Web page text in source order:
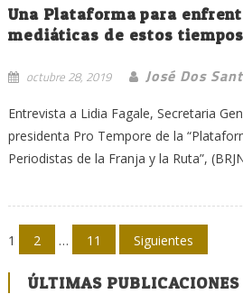
Una Plataforma para
mediáticas de estos tiempos
octubre 28, 2019 José Dos
Entrevista a Lidia Fagale, Secretaria
presidenta Pro Tempore de la
Periodistas de la Franja y la Ruta”,
Navegación
de
1 2 … 11 Siguientes
ÚLTIMAS PUBLICACIONES